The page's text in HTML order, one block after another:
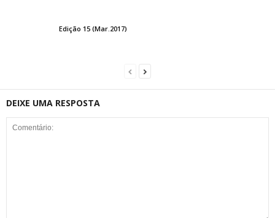
Edição 15 (Mar.2017)
DEIXE UMA RESPOSTA